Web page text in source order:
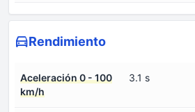
Rendimiento
Aceleración 0 - 100
km/h
3.1 s